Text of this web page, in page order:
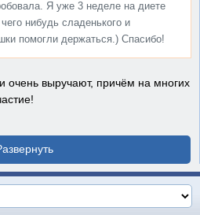
Я уже 3 неделе на диете
нибудь сладенького и
помогли держаться.) Спасибо!
очень выручают, причём на многих